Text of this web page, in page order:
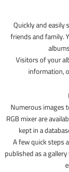
Quickly and
friends and family.
Visitors of your
information,
Numerous images
RGB mixer are
kept in a
A few quick steps
published as a